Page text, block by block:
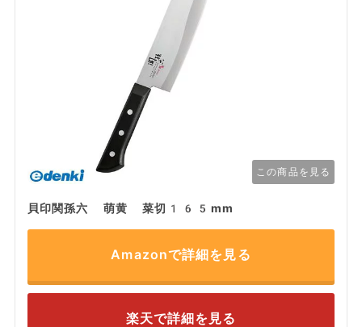
この商品を見る
貝印関孫六 萌黄 菜切165mm
Amazonで詳細を見る
楽天で詳細を見る